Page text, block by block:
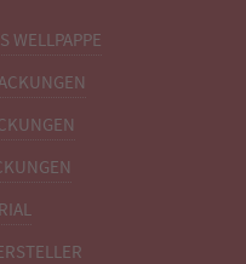
WELLPAPPE